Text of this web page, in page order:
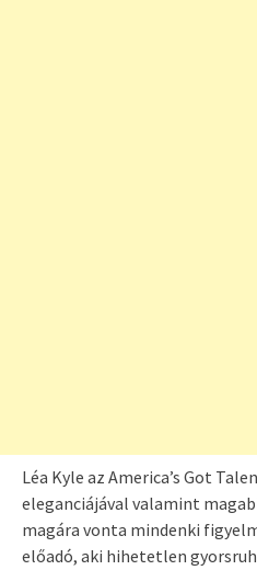
Léa Kyle az America’s Got
eleganciájával valamint
magára vonta mindenki
előadó, aki hihetetlen